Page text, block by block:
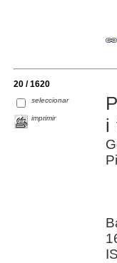
20 / 1620
seleccionar
imprimir
i